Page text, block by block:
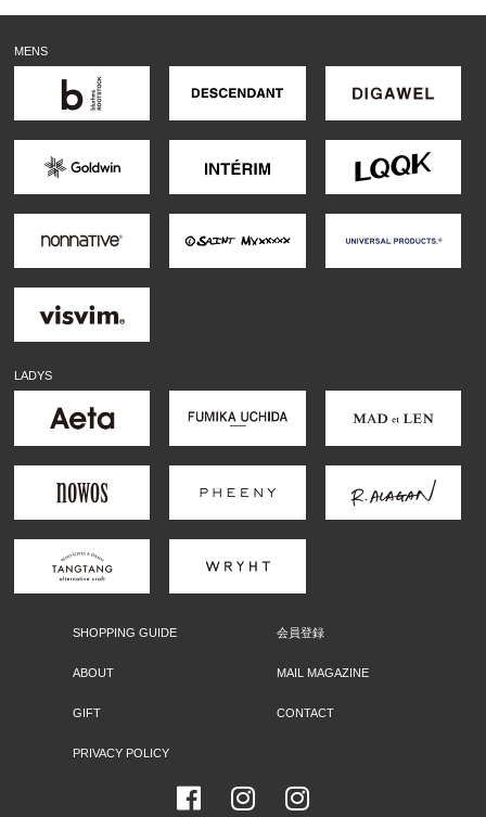
MENS
LADYS
SHOPPING GUIDE 会員登録
ABOUT MAIL MAGAZINE
GIFT CONTACT
PRIVACY POLICY